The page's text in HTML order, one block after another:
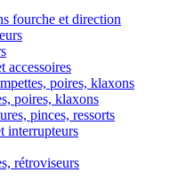
fourche et direction
accessoires
poires, klaxons
poires, klaxons
pinces, ressorts
interrupteurs
rétroviseurs